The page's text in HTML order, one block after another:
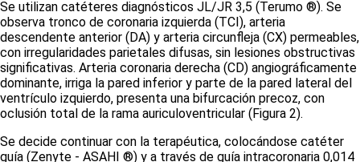
Se utilizan catéteres diagnósticos JL/JR 3,5 (Terumo ®). Se
observa tronco de coronaria izquierda (TCI), arteria
descendente anterior (DA) y arteria circunfleja (CX) permeables,
con irregularidades parietales difusas, sin lesiones obstructivas
significativas. Arteria coronaria derecha (CD) angiográficamente
dominante, irriga la pared inferior y parte de la pared lateral del
ventrículo izquierdo, presenta una bifurcación precoz, con
oclusión total de la rama auriculoventricular (Figura 2).
Se decide continuar con la terapéutica, colocándose catéter
guía (Zenyte - ASAHI ®) y a través de guía intracoronaria 0,014